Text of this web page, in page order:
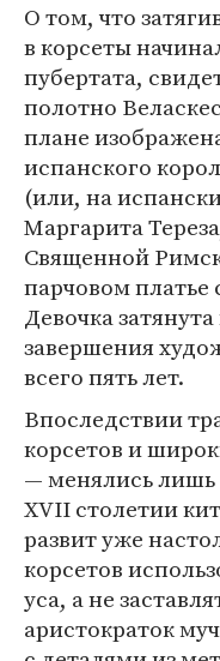
О том, что
в корсеты
пубертата,
полотно
плане
испанского
(или, на
Маргарита
Священной
парчовом
Девочка
завершения
всего пять лет.
Впоследствии
корсетов и
— менялись
XVII столетии
развит уже
корсетов
уса, а не
аристократок